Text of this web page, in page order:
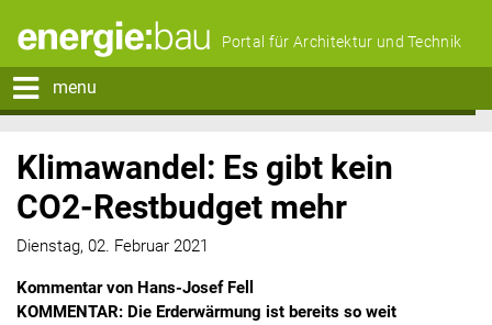
Portal für Architektur und Technik
menu
Klimawandel: Es gibt kein
CO2-Restbudget mehr
Dienstag, 02. Februar 2021
Kommentar von Hans-Josef Fell
KOMMENTAR: Die Erderwärmung ist bereits so weit